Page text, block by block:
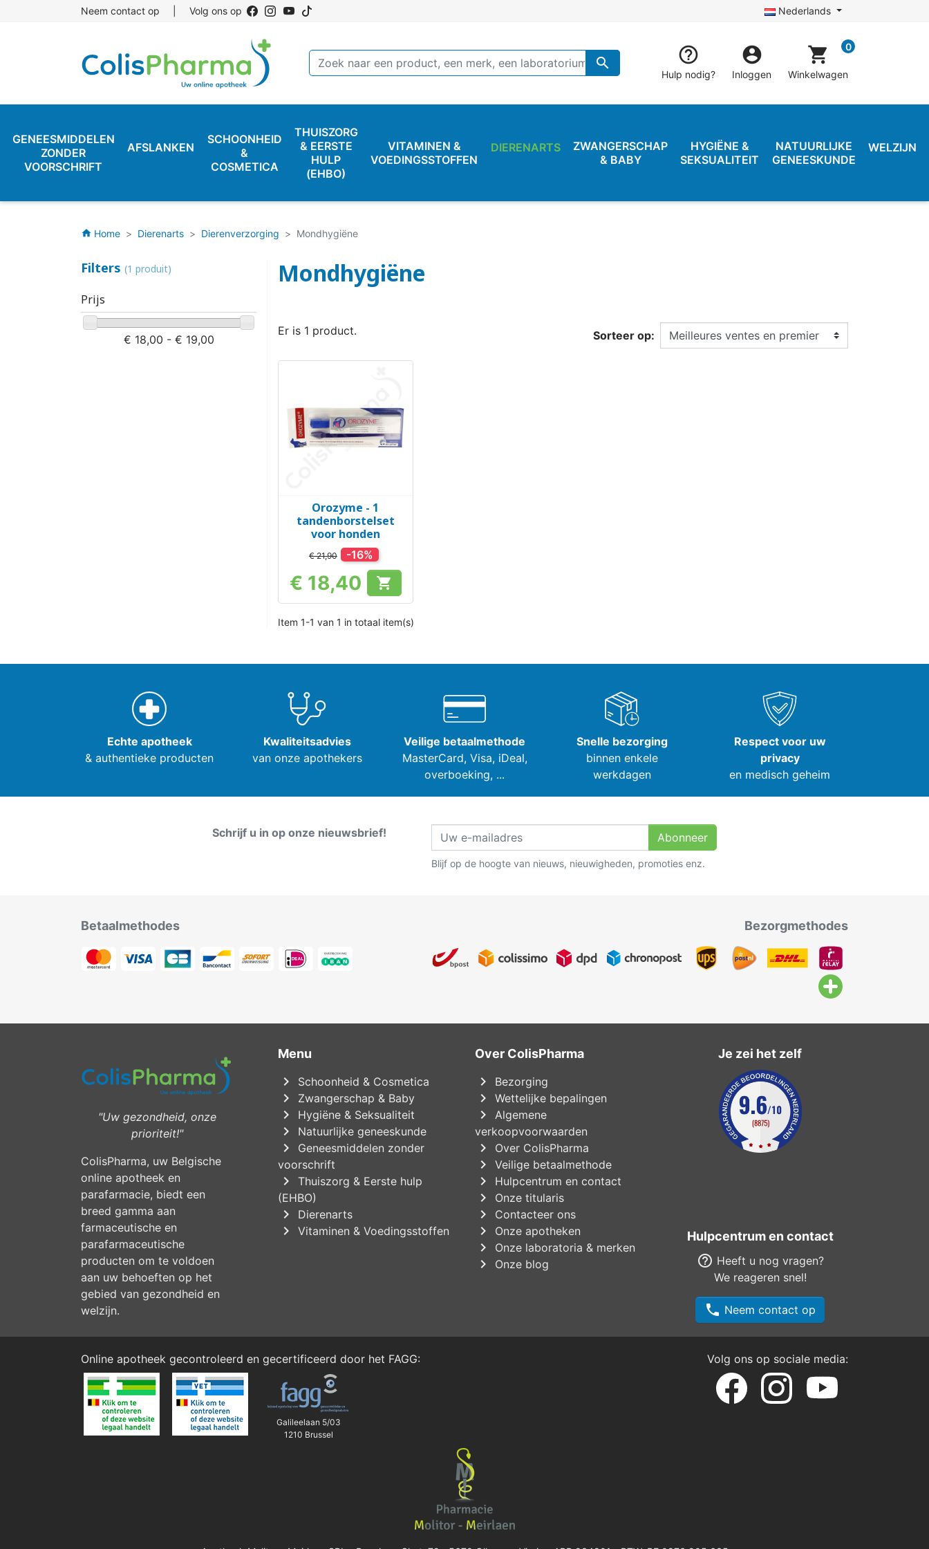
Neem contact op Volg ons op Nederlands
 
Hulp nodig?

Inloggen
shopping_cart 0
Winkelwagen
GENEESMIDDELEN
ZONDER
VOORSCHRIFT
AFSLANKEN
SCHOONHEID
&
COSMETICA
THUISZORG
& EERSTE
HULP
(EHBO)
VITAMINEN &
VOEDINGSSTOFFEN
DIERENARTS
ZWANGERSCHAP
& BABY
HYGIËNE &
SEKSUALITEIT
NATUURLIJKE
GENEESKUNDE
WELZIJN
home Home Dierenarts Dierenverzorging Mondhygiëne
Filters (1 produit)
Prijs
€ 18,00 - € 19,00
Mondhygiëne
Er is 1 product. Sorteer op:
Snel bekijken
Orozyme - 1
tandenborstelset
voor honden
€ 21,90 -16%
Prijs
€ 18,40 
Item 1-1 van 1 in totaal item(s)
Echte apotheek
& authentieke producten
Kwaliteitsadvies
van onze apothekers
Veilige betaalmethode
MasterCard, Visa, iDeal,
overboeking, ...
Snelle bezorging
binnen enkele
werkdagen
Respect voor uw
privacy
en medisch geheim
Schrijf u in op onze nieuwsbrief! Abonneer
Blijf op de hoogte van nieuws, nieuwigheden, promoties enz.
Betaalmethodes Bezorgmethodes
"Uw gezondheid, onze
prioriteit!"
ColisPharma, uw Belgische
online apotheek en
parafarmacie, biedt een
breed gamma aan
farmaceutische en
parafarmaceutische
producten om te voldoen
aan uw behoeften op het
gebied van gezondheid en
welzijn.
Menu
chevron_right Schoonheid & Cosmetica
chevron_right Zwangerschap & Baby
chevron_right Hygiëne & Seksualiteit
chevron_right Natuurlijke geneeskunde
chevron_right
Geneesmiddelen zonder
voorschrift
chevron_right
Thuiszorg & Eerste hulp
(EHBO)
chevron_right Dierenarts
chevron_right Vitaminen & Voedingsstoffen
Over ColisPharma
chevron_right Bezorging
chevron_right Wettelijke bepalingen
chevron_right
Algemene
verkoopvoorwaarden
chevron_right Over ColisPharma
chevron_right Veilige betaalmethode
chevron_right Hulpcentrum en contact
chevron_right Onze titularis
chevron_right Contacteer ons
chevron_right Onze apotheken
chevron_right Onze laboratoria & merken
chevron_right Onze blog
Je zei het zelf
Hulpcentrum en contact
help_outline Heeft u nog vragen?
We reageren snel!
phone Neem contact op
Online apotheek gecontroleerd en gecertificeerd door het FAGG:
Galileelaan 5/03
1210 Brussel
Volg ons op sociale media: